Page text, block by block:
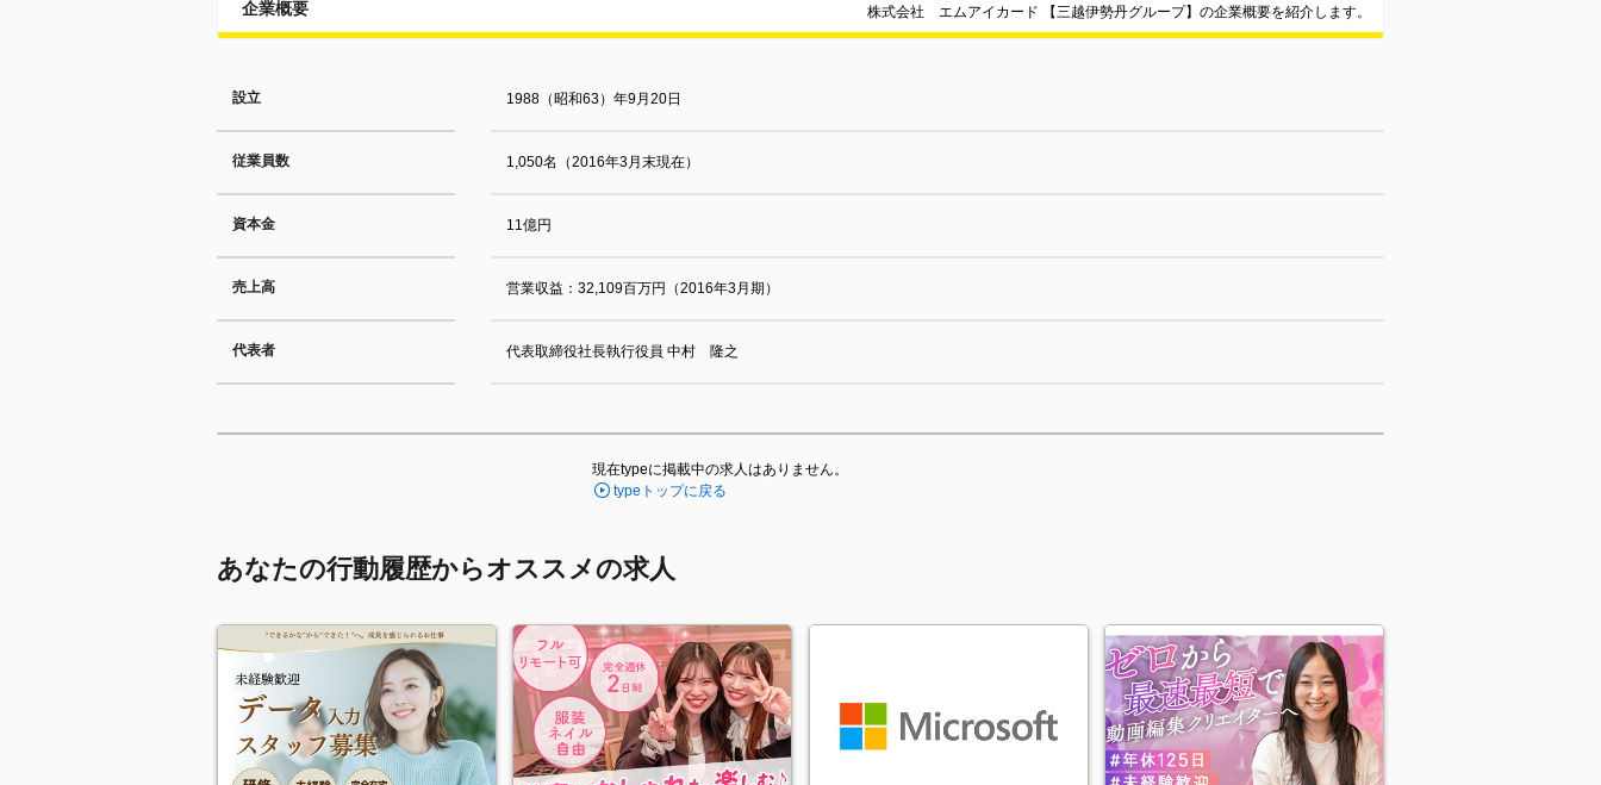
企業概要 株式会社 エムアイカード 【三越伊勢丹グループ】の企業概要を紹介します。
設立 1988（昭和63）年9月20日
従業員数 1,050名（2016年3月末現在）
資本金 11億円
売上高 営業収益：32,109百万円（2016年3月期）
代表者 代表取締役社長執行役員 中村 隆之
現在typeに掲載中の求人はありません。
typeトップに戻る
あなたの行動履歴からオススメの求人